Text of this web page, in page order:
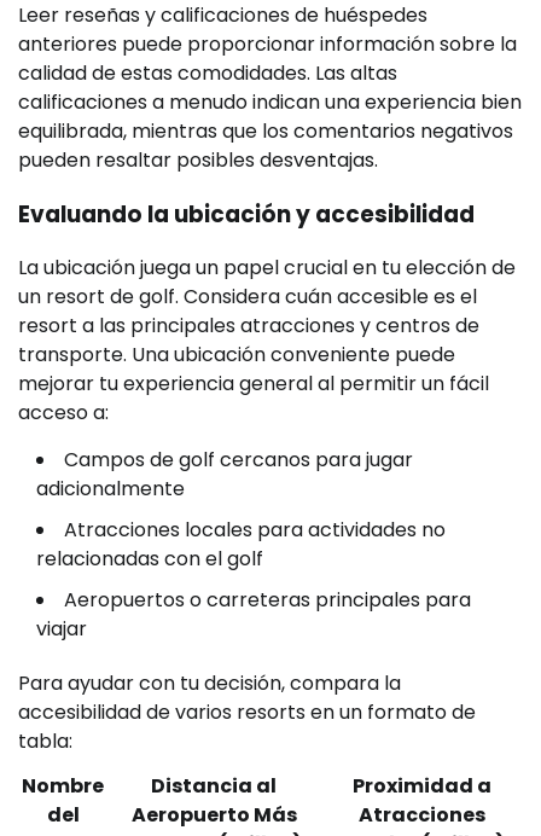
Leer reseñas y calificaciones de huéspedes
anteriores puede proporcionar información sobre la
calidad de estas comodidades. Las altas
calificaciones a menudo indican una experiencia bien
equilibrada, mientras que los comentarios negativos
pueden resaltar posibles desventajas.
Evaluando la ubicación y accesibilidad
La ubicación juega un papel crucial en tu elección de
un resort de golf. Considera cuán accesible es el
resort a las principales atracciones y centros de
transporte. Una ubicación conveniente puede
mejorar tu experiencia general al permitir un fácil
acceso a:
Campos de golf cercanos para jugar
adicionalmente
Atracciones locales para actividades no
relacionadas con el golf
Aeropuertos o carreteras principales para
viajar
Para ayudar con tu decisión, compara la
accesibilidad de varios resorts en un formato de
tabla:
Nombre
del
Distancia al
Aeropuerto Más
Proximidad a
Atracciones